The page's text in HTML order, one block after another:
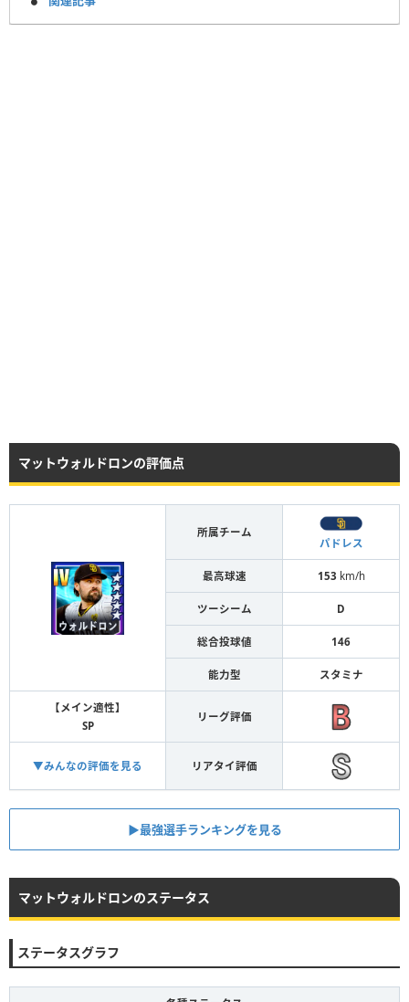
マットウォルドロンの評価点
所属チーム
パドレス
最高球速 153 km/h
ツーシーム D
総合投球値 146
能力型 スタミナ
【メイン適性】
SP
リーグ評価
▼みんなの評価を見る リアタイ評価
▶︎最強選手ランキングを見る
マットウォルドロンのステータス
ステータスグラフ